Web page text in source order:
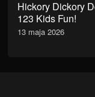
Hickory Dickory
123 Kids Fun!
13 maja 2026